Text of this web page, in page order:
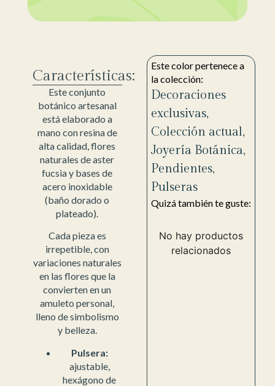
Características:
Este conjunto
botánico artesanal
está elaborado a
mano con resina de
alta calidad, flores
naturales de aster
fucsia y bases de
acero inoxidable
(baño dorado o
plateado).
Cada pieza es
irrepetible, con
variaciones naturales
en las flores que la
convierten en un
amuleto personal,
lleno de simbolismo
y belleza.
Pulsera:
ajustable,
hexágono de
Este color pertenece a
la colección:
Decoraciones
exclusivas,
Colección actual,
Joyería Botánica,
Pendientes,
Pulseras
Quizá también te guste:
No hay productos
relacionados